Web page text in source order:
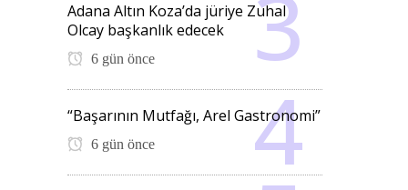
Adana Altın Koza’da jüriye Zuhal
Olcay başkanlık edecek
6 gün önce
“Başarının Mutfağı, Arel Gastronomi”
6 gün önce